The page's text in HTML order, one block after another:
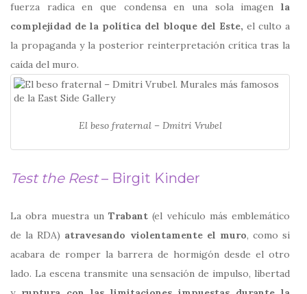
fuerza radica en que condensa en una sola imagen la
complejidad de la política del bloque del Este, el culto a
la propaganda y la posterior reinterpretación crítica tras la
caída del muro.
El beso fraternal – Dmitri Vrubel
Test the Rest– Birgit Kinder
La obra muestra un Trabant (el vehículo más emblemático
de la RDA) atravesando violentamente el muro, como si
acabara de romper la barrera de hormigón desde el otro
lado. La escena transmite una sensación de impulso, libertad